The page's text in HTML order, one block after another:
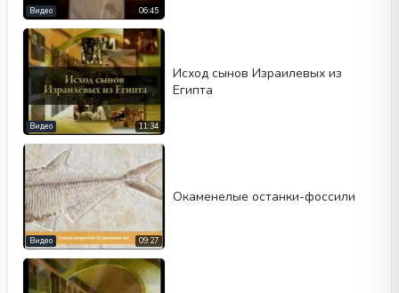
06:45
Видео
11:34
Видео
Исход сынов Израилевых из
Египта
09:27
Видео
Окаменелые останки-фоссили